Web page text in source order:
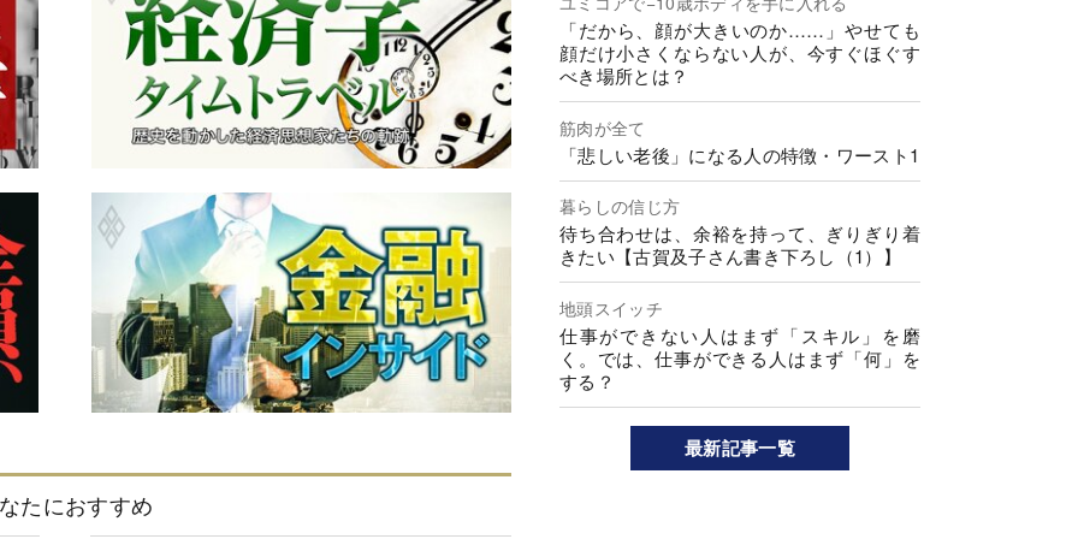
たにおすすめ
「だから、顔が大きいのか……」やせても
顔だけ小さくならない人が、今すぐほぐす
べき場所とは？
筋肉が全て
「悲しい老後」になる人の特徴・ワースト1
暮らしの信じ方
待ち合わせは、余裕を持って、ぎりぎり着
きたい【古賀及子さん書き下ろし（1）】
地頭スイッチ
仕事ができない人はまず「スキル」を磨
く。では、仕事ができる人はまず「何」を
する？
最新記事一覧